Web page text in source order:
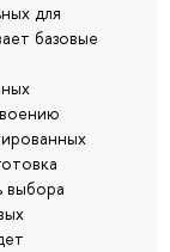
для
базовые
выбора